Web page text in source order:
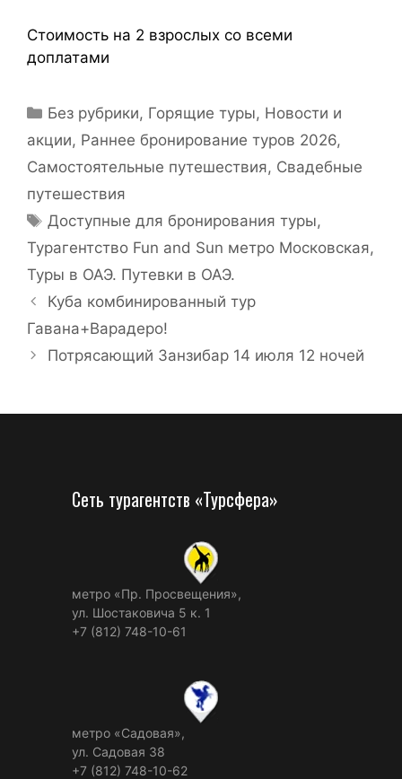
Стоимость на 2 взрослых со всеми
доплатами
Без рубрики, Горящие туры, Новости и
акции, Раннее бронирование туров 2026,
Самостоятельные путешествия, Свадебные
путешествия
Доступные для бронирования туры,
Турагентство Fun and Sun метро Московская,
Туры в ОАЭ. Путевки в ОАЭ.
Куба комбинированный тур
Гавана+Варадеро!
Потрясающий Занзибар 14 июля 12 ночей
Сеть турагентств «Турсфера»
метро «Пр. Просвещения»,
ул. Шостаковича 5 к. 1
+7 (812) 748-10-61
метро «Садовая»,
ул. Садовая 38
+7 (812) 748-10-62